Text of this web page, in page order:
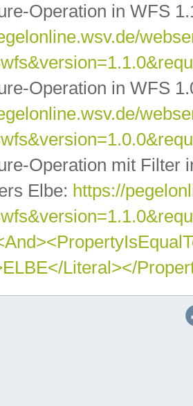
Operation in WFS
Operation in WFS
Operation mit Filter
Elbe: https://
Literal></